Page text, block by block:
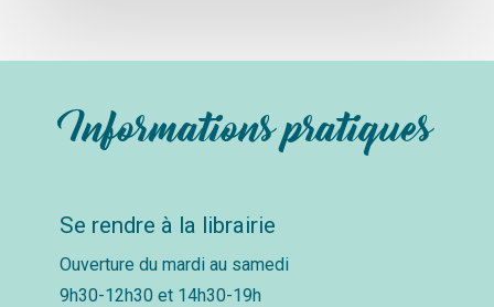
Informations pratiques
Se rendre à la librairie
Ouverture du mardi au samedi
9h30-12h30 et 14h30-19h